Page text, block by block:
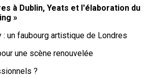
à Dublin, Yeats et l'élaboration du
»
: un faubourg artistique de Londres
une scène renouvelée
?